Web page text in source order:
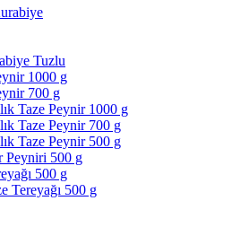
Tuzlu
1000 g
700 g
Taze Peynir 1000 g
Taze Peynir 700 g
Taze Peynir 500 g
Peyniri 500 g
500 g
Tereyağı 500 g